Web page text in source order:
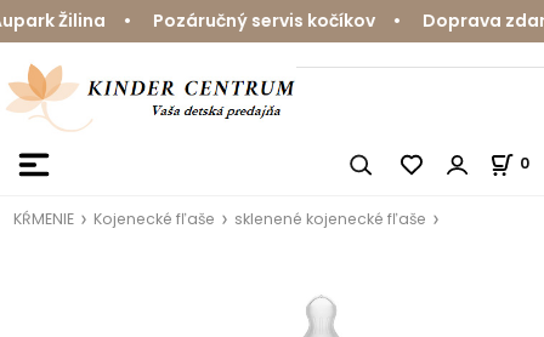
Žilina • Pozáručný servis kočíkov • Doprava
0
KŔMENIE Kojenecké fľaše sklenené kojenecké fľaše